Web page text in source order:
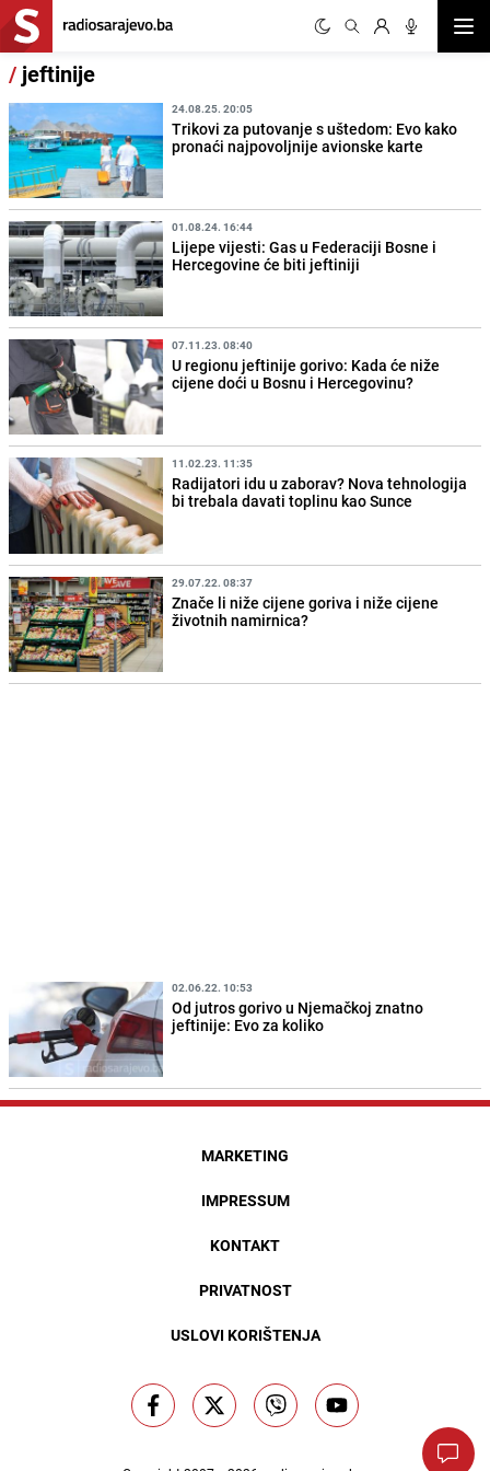
/ jeftinije
24.08.25. 20:05
Trikovi za putovanje s uštedom: Evo kako
pronaći najpovoljnije avionske karte
01.08.24. 16:44
Lijepe vijesti: Gas u Federaciji Bosne i
Hercegovine će biti jeftiniji
07.11.23. 08:40
U regionu jeftinije gorivo: Kada će niže
cijene doći u Bosnu i Hercegovinu?
11.02.23. 11:35
Radijatori idu u zaborav? Nova tehnologija
bi trebala davati toplinu kao Sunce
29.07.22. 08:37
Znače li niže cijene goriva i niže cijene
životnih namirnica?
02.06.22. 10:53
Od jutros gorivo u Njemačkoj znatno
jeftinije: Evo za koliko
MARKETING
IMPRESSUM
KONTAKT
PRIVATNOST
USLOVI KORIŠTENJA